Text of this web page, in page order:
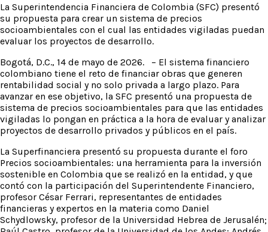
La Superintendencia Financiera de Colombia (SFC) presentó
su propuesta para crear un sistema de precios
socioambientales con el cual las entidades vigiladas puedan
evaluar los proyectos de desarrollo.
Bogotá, D.C., 14 de mayo de 2026. – El sistema financiero
colombiano tiene el reto de financiar obras que generen
rentabilidad social y no solo privada a largo plazo. Para
avanzar en ese objetivo, la SFC presentó una propuesta de
sistema de precios socioambientales para que las entidades
vigiladas lo pongan en práctica a la hora de evaluar y analizar
proyectos de desarrollo privados y públicos en el país.
La Superfinanciera presentó su propuesta durante el foro
Precios socioambientales: una herramienta para la inversión
sostenible en Colombia que se realizó en la entidad, y que
contó con la participación del Superintendente Financiero,
profesor César Ferrari, representantes de entidades
financieras y expertos en la materia como Daniel
Schydlowsky, profesor de la Universidad Hebrea de Jerusalén;